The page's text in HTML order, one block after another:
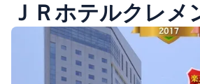
ＪＲホテルクレメ